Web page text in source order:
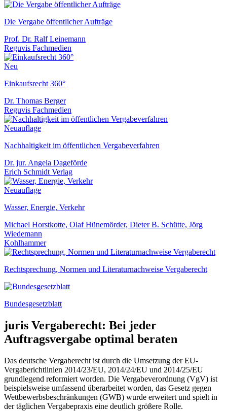
Die Vergabe öffentlicher Aufträge
Prof. Dr. Ralf Leinemann
Reguvis Fachmedien
Neu
Einkaufsrecht 360°
Dr. Thomas Berger
Reguvis Fachmedien
Neuauflage
Nachhaltigkeit im öffentlichen Vergabeverfahren
Dr. jur. Angela Dageförde
Erich Schmidt Verlag
Neuauflage
Wasser, Energie, Verkehr
Michael Horstkotte, Olaf Hünemörder, Dieter B. Schütte, Jörg
Wiedemann
Kohlhammer
Rechtsprechung, Normen und Literaturnachweise Vergaberecht
Bundesgesetzblatt
juris Vergaberecht: Bei jeder
Auftragsvergabe optimal beraten
Das deutsche Vergaberecht ist durch die Umsetzung der EU-
Vergaberichtlinien 2014/23/EU, 2014/24/EU und 2014/25/EU
grundlegend reformiert worden. Die Vergabeverordnung (VgV) ist
beispielsweise umfassend überarbeitet worden, das Gesetz gegen
Wettbewerbsbeschränkungen (GWB) wurde erweitert und spielt in
der täglichen Vergabepraxis eine deutlich größere Rolle.